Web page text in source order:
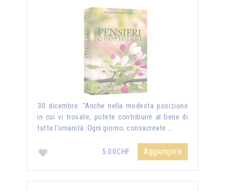
30 dicembre: "Anche nella modesta posizione
in cui vi trovate, potete contribuire al bene di
tutta l'umanità. Ogni giorno, consacreate …
5.00CHF Aggiungere